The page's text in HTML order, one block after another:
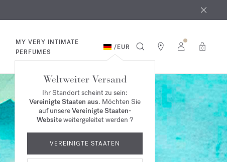
MY VERY INTIMATE
PERFUMES
/EUR 0
Weltweiter Versand
Ihr Standort scheint zu sein:
Vereinigte Staaten aus. Möchten Sie
auf unsereVereinigte Staaten-
Websiteweitergeleitet werden ?
VEREINIGTE STAATEN